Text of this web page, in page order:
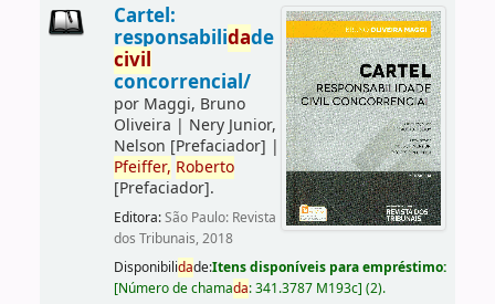
Cartel:
responsabilidade
civil
concorrencial/
por Maggi, Bruno
Oliveira | Nery Junior,
Nelson [Prefaciador] |
Pfeiffer, Roberto
[Prefaciador].
Editora:São Paulo: Revista
dos Tribunais, 2018
Disponibilidade:Itens disponíveis para empréstimo:
[Número de chamada:341.3787 M193c] (2).